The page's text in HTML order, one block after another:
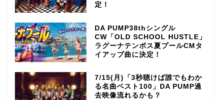
定！
DA PUMP38thシングル
CW「OLD SCHOOL HUSTLE」
ラグーナテンボス夏プールCMタ
イアップ曲に決定！
7/15(月)「3秒聴けば誰でもわか
る名曲ベスト100」DA PUMP過
去映像流れるかも？